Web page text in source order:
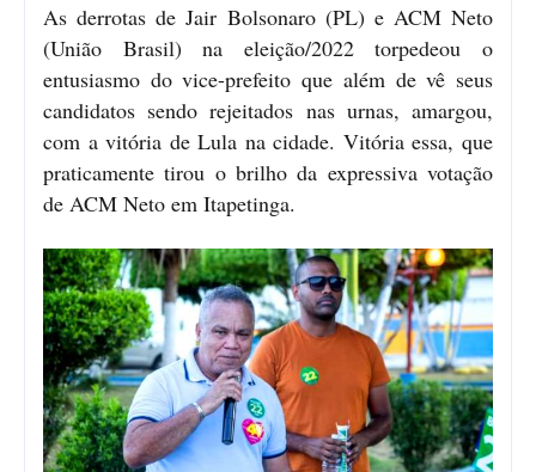
As derrotas de Jair Bolsonaro (PL) e ACM Neto
(União Brasil) na eleição/2022 torpedeou o
entusiasmo do vice-prefeito que além de vê seus
candidatos sendo rejeitados nas urnas, amargou,
com a vitória de Lula na cidade. Vitória essa, que
praticamente tirou o brilho da expressiva votação
de ACM Neto em Itapetinga.